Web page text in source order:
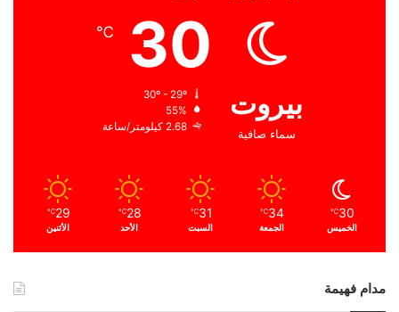
بيروت
سماء صافية
30
℃
55%
2.68 كيلومتر/ساعة
30
℃
الخميس
34
℃
الجمعة
31
℃
السبت
28
℃
الأحد
29
℃
الأثنين
مدام فهيمة